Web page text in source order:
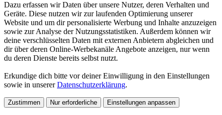
Dazu erfassen wir Daten über unsere Nutzer, deren Verhalten und
Geräte. Diese nutzen wir zur laufenden Optimierung unserer
Website und um dir personalisierte Werbung und Inhalte anzuzeigen
sowie zur Analyse der Nutzungsstatistiken. Außerdem können wir
deine verschlüsselten Daten mit externen Anbietern abgleichen und
dir über deren Online-Werbekanäle Angebote anzeigen, nur wenn
du deren Dienste bereits selbst nutzt.
Erkundige dich bitte vor deiner Einwilligung in den Einstellungen
sowie in unsererDatenschutzerklärung.
Zustimmen Nur erforderliche Einstellungen anpassen